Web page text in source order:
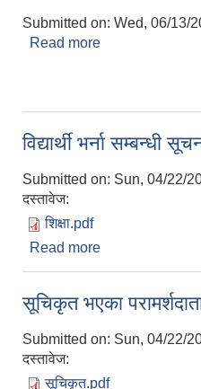
Submitted on: Wed, 06/13/
Read more
विद्यार्थी भर्ना सम्बन्धी
Submitted on: Sun, 04/22/
दस्तावेज:
शिक्षा.pdf
Read more
सूचिकृत भएका
Submitted on: Sun, 04/22/
दस्तावेज:
सूचिकृत.pdf